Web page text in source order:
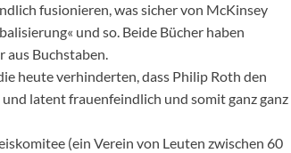
fusionieren, was sicher von McKinsey
und so. Beide Bücher haben
aus Buchstaben.
heute verhinderten, dass Philip Roth den
latent frauenfeindlich und somit ganz ganz
(ein Verein von Leuten zwischen 60